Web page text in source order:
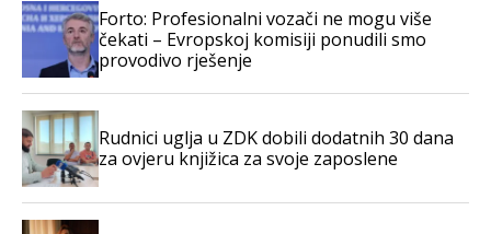
Forto: Profesionalni vozači ne mogu više
čekati – Evropskoj komisiji ponudili smo
provodivo rješenje
Rudnici uglja u ZDK dobili dodatnih 30 dana
za ovjeru knjižica za svoje zaposlene